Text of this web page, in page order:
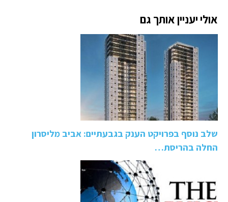
אולי יעניין אותך גם
שלב נוסף בפרויקט הענק בגבעתיים: אביב מליסרון
החלה בהריסת…